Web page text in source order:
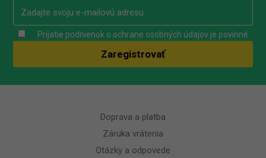
Prijatie podnienok o ochrane osobných údajov je povinné
Doprava a platba
Záruka vrátenia
Otázky a odpovede